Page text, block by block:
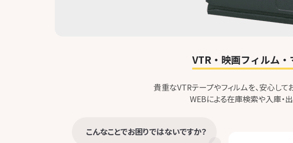
VTR・映画フィルム
貴重なVTRテープやフィルムを、安心して
WEBによる在庫検索や入庫・
こんなことでお困りではないですか？